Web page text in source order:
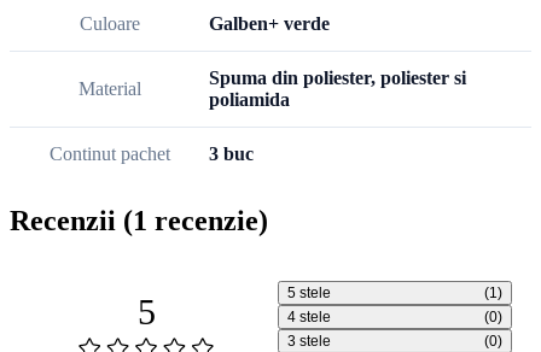
Culoare Galben+ verde
Material
Spuma din poliester, poliester si
poliamida
Continut pachet 3 buc
Recenzii (1 recenzie)
5 5 stele
(1)
4 stele
(0)
3 stele
(0)